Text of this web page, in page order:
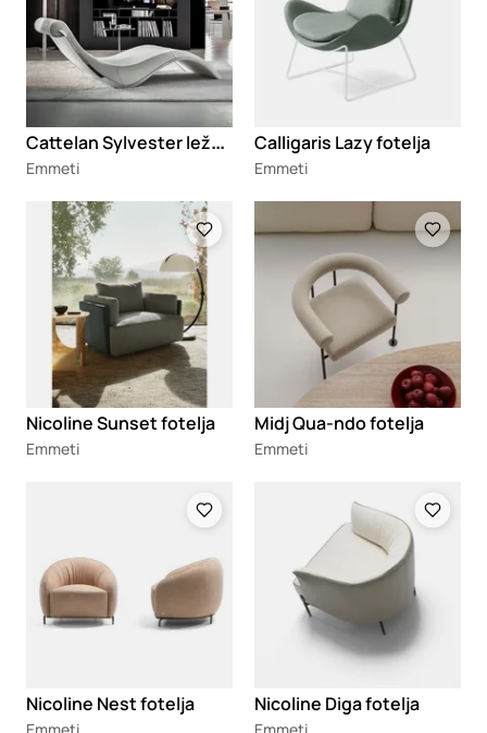
C
attelan Sylvester ležaljka
Emmeti
Calligaris Lazy fotelja
Emmeti
Loading
Nicoline Sunset fotelja
Emmeti
Midj Qua-ndo fotelja
Emmeti
Nicoline Nest fotelja Nicoline Diga fotelja